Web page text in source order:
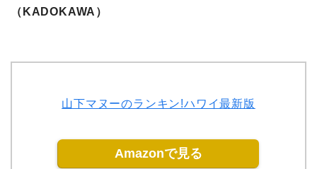
（KADOKAWA）
山下マヌーのランキン!ハワイ最新版
Amazonで見る